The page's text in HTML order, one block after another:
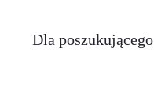
Dla poszukującego